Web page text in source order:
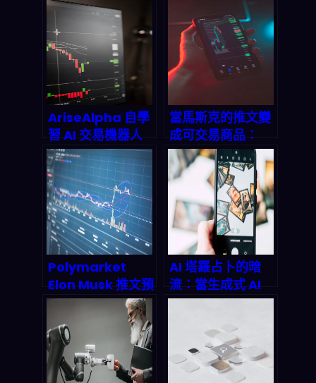
AriseAlpha 自學
習 AI 交易機器人
深度拆解：強化學
習如何重塑 2026
投資邏輯
當馬斯克的推文變
成可交易商品：
Polymarket 預
測市場如何重新定
義名人經濟
Polymarket
Elon Musk 推文預
測賭盤怎麼玩？
2026 預測市場
250 億美元狂飆背
後的 AI 情緒交易
密碼
AI 塔羅占卜的暗
流：當生成式 AI
成為你的解牌師，
話語權？